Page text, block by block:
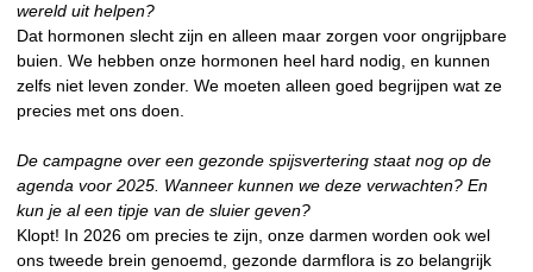
wereld uit helpen?
Dat hormonen slecht zijn en alleen maar zorgen voor ongrijpbare
buien. We hebben onze hormonen heel hard nodig, en kunnen
zelfs niet leven zonder. We moeten alleen goed begrijpen wat ze
precies met ons doen.
De campagne over een gezonde spijsvertering staat nog op de
agenda voor 2025. Wanneer kunnen we deze verwachten? En
kun je al een tipje van de sluier geven?
Klopt! In 2026 om precies te zijn, onze darmen worden ook wel
ons tweede brein genoemd, gezonde darmflora is zo belangrijk